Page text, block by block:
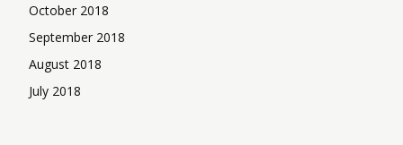
October 2018
September 2018
August 2018
July 2018